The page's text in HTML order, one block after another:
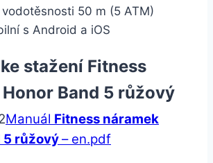
50 m (5 ATM)
s Android a iOS
stažení Fitness
Band 5 růžový
Manuál Fitness náramek
5 růžový– en.pdf